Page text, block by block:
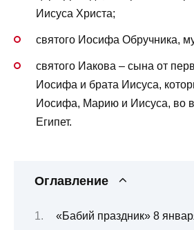
Иисуса Христа;
святого Иосифа Обручника,
святого Иакова – сына от
Иосифа и брата Иисуса,
Иосифа, Марию и Иисуса, во
Египет.
Оглавление
«Бабий праздник» 8